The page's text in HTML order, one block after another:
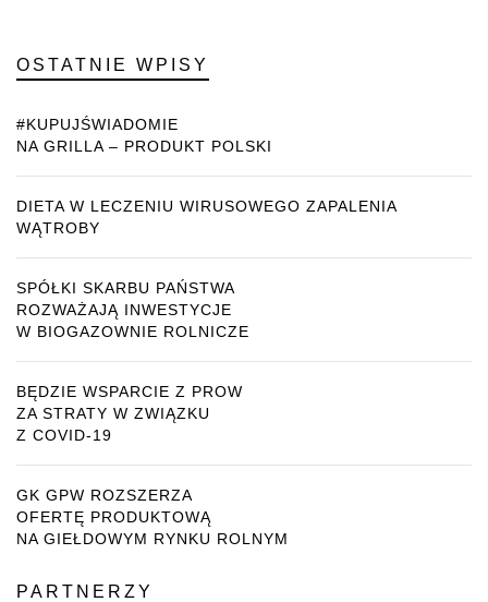
OSTATNIE WPISY
#KUPUJŚWIADOMIE
NA GRILLA – PRODUKT POLSKI
DIETA W LECZENIU WIRUSOWEGO ZAPALENIA
WĄTROBY
SPÓŁKI SKARBU PAŃSTWA
ROZWAŻAJĄ INWESTYCJE
W BIOGAZOWNIE ROLNICZE
BĘDZIE WSPARCIE Z PROW
ZA STRATY W ZWIĄZKU
Z COVID-19
GK GPW ROZSZERZA
OFERTĘ PRODUKTOWĄ
NA GIEŁDOWYM RYNKU ROLNYM
PARTNERZY